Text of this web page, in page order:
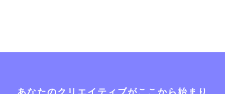
あなたのクリエイティブがここから始まり